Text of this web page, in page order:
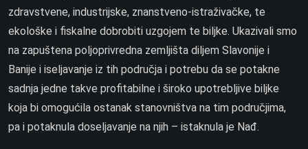
zdravstvene, industrijske, znanstveno-istraživačke, te
ekološke i fiskalne dobrobiti uzgojem te biljke. Ukazivali smo
na zapuštena poljoprivredna zemljišta diljem Slavonije i
Banije i iseljavanje iz tih područja i potrebu da se potakne
sadnja jedne takve profitabilne i široko upotrebljive biljke
koja bi omogućila ostanak stanovništva na tim područjima,
pa i potaknula doseljavanje na njih – istaknula je Nađ.